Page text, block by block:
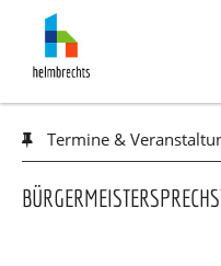
main
content
Termine &